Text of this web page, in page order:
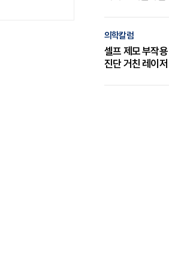
의학칼럼
셀프 제모 부작
진단 거친 레이